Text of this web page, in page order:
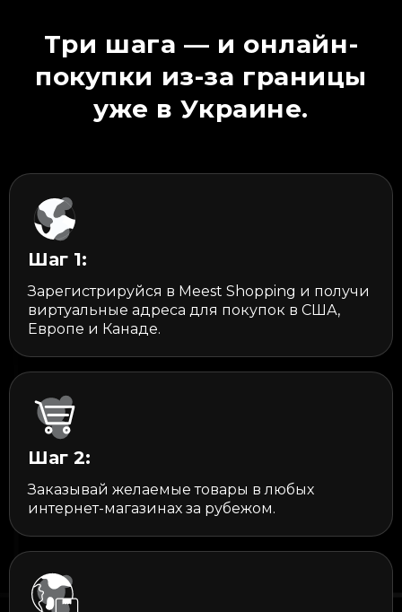
Три шага — и онлайн-
покупки из-за границы
уже в Украине.
Шаг 1:
Зарегистрируйся в Meest Shopping и получи
виртуальные адреса для покупок в США,
Европе и Канаде.
Шаг 2:
Заказывай желаемые товары в любых
интернет-магазинах за рубежом.